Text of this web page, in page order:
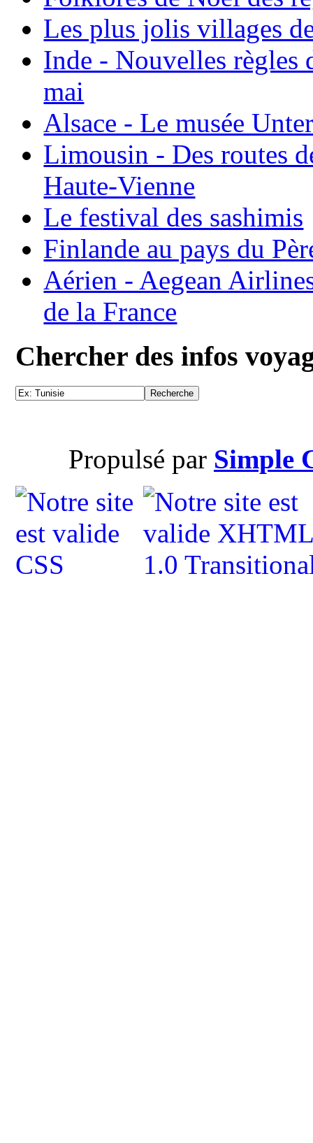
Les plus jolis villages
Inde - Nouvelles règles
mai
Alsace - Le musée
Limousin - Des routes
Haute-Vienne
Le festival des sashimis
Finlande au pays du
Aérien - Aegean
de la France
Chercher des infos
Propulsé par Simple